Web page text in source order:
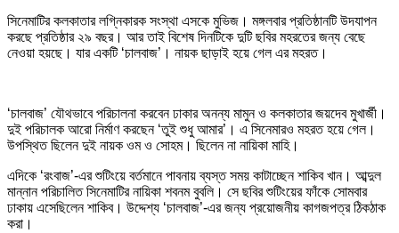
সিনেমাটির কলকাতার লগ্নিকারক সংস্থা এসকে মুভিজ। মঙ্গলবার প্রতিষ্ঠানটি উদযাপন
করছে প্রতিষ্ঠার ২৯ বছর। আর তাই বিশেষ দিনটিকে দুটি ছবির মহরতের জন্য বেছে
নেওয়া হয়ছে। যার একটি ‘চালবাজ’। নায়ক ছাড়াই হয়ে গেল এর মহরত।
‘চালবাজ’ যৌথভাবে পরিচালনা করবেন ঢাকার অনন্য মামুন ও কলকাতার জয়দেব মুখার্জী।
দুই পরিচালক আরো নির্মাণ করছেন ‘তুই শুধু আমার’। এ সিনেমারও মহরত হয়ে গেল।
উপস্থিত ছিলেন দুই নায়ক ওম ও সোহম। ছিলেন না নায়িকা মাহি।
এদিকে ‘রংবাজ’-এর শুটিংয়ে বর্তমানে পাবনায় ব্যস্ত সময় কাটাচ্ছেন শাকিব খান। আব্দুল
মান্নান পরিচালিত সিনেমাটির নায়িকা শবনম বুবলি। সে ছবির শুটিংয়ের ফাঁকে সোমবার
ঢাকায় এসেছিলেন শাকিব। উদ্দেশ্য ‘চালবাজ’-এর জন্য প্রয়োজনীয় কাগজপত্র ঠিকঠাক
করা।